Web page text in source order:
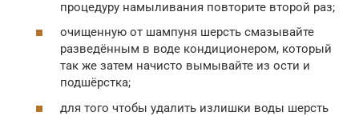
процедуру намыливания повторите второй раз;
очищенную от шампуня шерсть смазывайте
разведённым в воде кондиционером, который
так же затем начисто вымывайте из ости и
подшёрстка;
для того чтобы удалить излишки воды шерсть